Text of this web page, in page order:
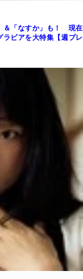
＆「なすか」も！ 現在
ビアを大特集【週プレ